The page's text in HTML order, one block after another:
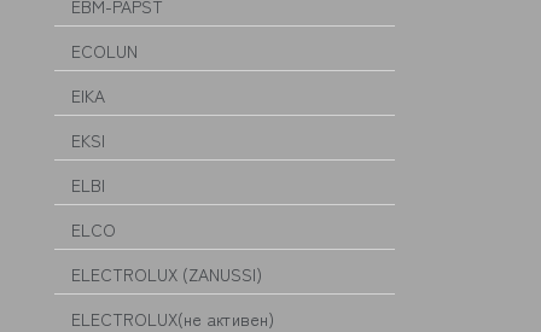
EBM-PAPST
ECOLUN
EIKA
EKSI
ELBI
ELCO
ELECTROLUX (ZANUSSI)
ELECTROLUX(не активен)